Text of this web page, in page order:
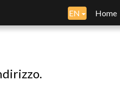
EN Home